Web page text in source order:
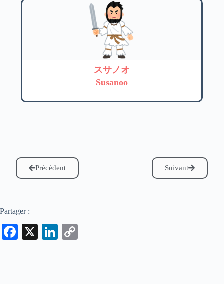
スサノオ
Susanoo
Précédent Suivant
Partager :
Fa
X
Li